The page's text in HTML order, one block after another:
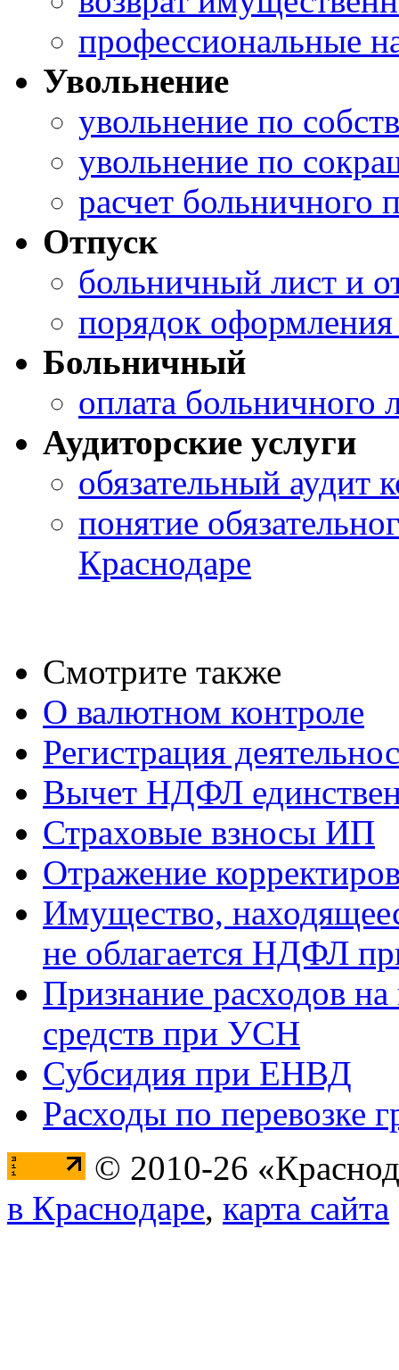
профессиональные
Увольнение
увольнение по
увольнение по
расчет больничного
Отпуск
больничный лист и
порядок оформления
Больничный
оплата больничного
Аудиторские услуги
обязательный аудит
понятие
Краснодаре
Смотрите также
О валютном контроле
Регистрация
Вычет НДФЛ
Страховые взносы ИП
Отражение
Имущество,
не облагается НДФЛ
Признание расходов
средств при УСН
Субсидия при ЕНВД
Расходы по перевозке
© 2010-26
в Краснодаре, карта сайта